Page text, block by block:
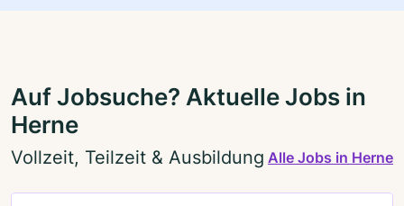
Auf Jobsuche? Aktuelle Jobs in
Herne
Vollzeit, Teilzeit & Ausbildung Alle Jobs in Herne